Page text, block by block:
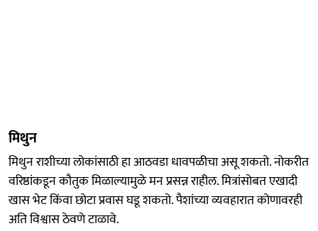
मिथुन
मिथुन राशीच्या लोकांसाठी हा आठवडा धावपळीचा असू शकतो. नोकरीत
वरिष्ठांकडून कौतुक मिळाल्यामुळे मन प्रसन्न राहील. मित्रांसोबत एखादी
खास भेट किंवा छोटा प्रवास घडू शकतो. पैशांच्या व्यवहारात कोणावरही
अति विश्वास ठेवणे टाळावे.